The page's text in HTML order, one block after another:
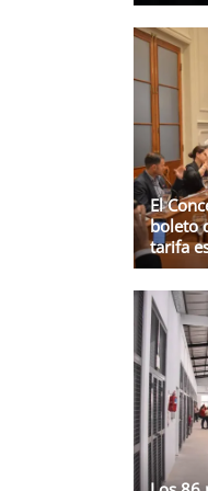
El
boleto
tarifa